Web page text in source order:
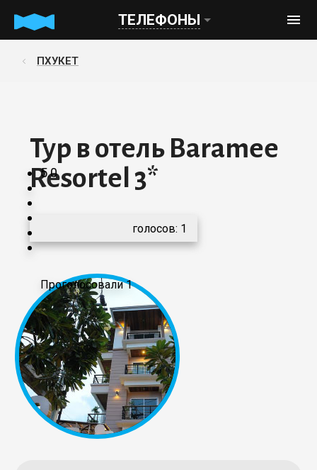
ТЕЛЕФОНЫ
ПХУКЕТ
Тур в отель Baramee
Resortel 3*
5.0
Проголосовали 1
голосов: 1